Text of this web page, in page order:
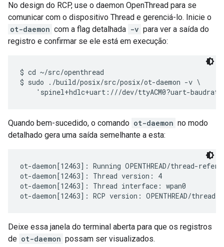
No design do RCP, use o daemon OpenThread para se
comunicar com o dispositivo Thread e gerenciá-lo. Inicie o
ot-daemon com a flag detalhada -v para ver a saída do
registro e confirmar se ele está em execução:
$ cd ~/src/openthread
$ sudo ./build/posix/src/posix/ot-daemon -v \
Quando bem-sucedido, o comando ot-daemon no modo
detalhado gera uma saída semelhante a esta:
ot-daemon[12463]: Running OPENTHREAD/thread-
ot-daemon[12463]: Thread version: 4
ot-daemon[12463]: Thread interface: wpan0
Deixe essa janela do terminal aberta para que os registros
de ot-daemon possam ser visualizados.